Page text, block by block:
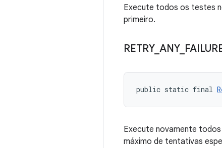
Execute todos os testes
primeiro.
RETRY_ ANY_
public static final
Execute novamente
máximo de tentativas